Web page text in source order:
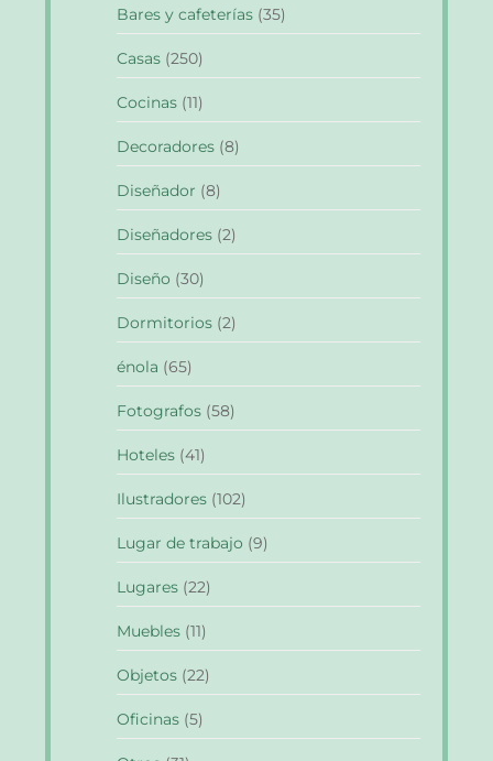
Bares y cafeterías (35)
Casas (250)
Cocinas (11)
Decoradores (8)
Diseñador (8)
Diseñadores (2)
Diseño (30)
Dormitorios (2)
énola (65)
Fotografos (58)
Hoteles (41)
Ilustradores (102)
Lugar de trabajo (9)
Lugares (22)
Muebles (11)
Objetos (22)
Oficinas (5)